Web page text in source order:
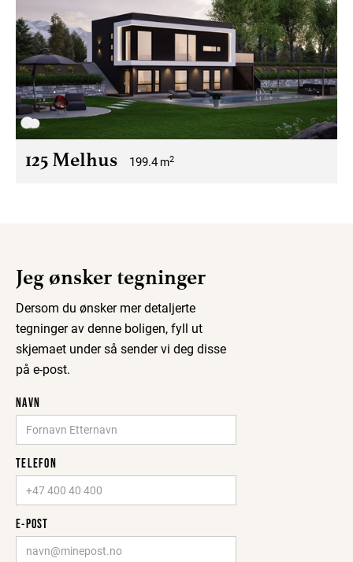
125 Melhus 199.4 m2
Jeg ønsker tegninger
Dersom du ønsker mer detaljerte
tegninger av denne boligen, fyll ut
skjemaet under så sender vi deg disse
på e-post.
NAVN
TELEFON
E-POST